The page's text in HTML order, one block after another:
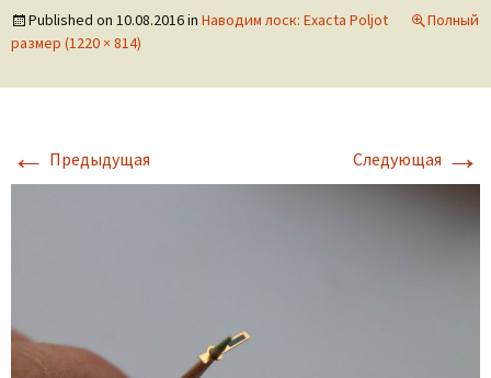
Published on 10.08.2016in Наводим лоск: Exacta Poljot
Полный
размер (1220 × 814)
← Предыдущая Следующая →